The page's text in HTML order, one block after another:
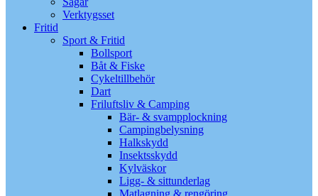
Verktygsset
Fritid
Sport & Fritid
Bollsport
Båt & Fiske
Cykeltillbehör
Dart
Friluftsliv & Camping
Bär- & svampplockning
Campingbelysning
Halkskydd
Insektsskydd
Kylväskor
Ligg- & sittunderlag
Matlagning & rengöring